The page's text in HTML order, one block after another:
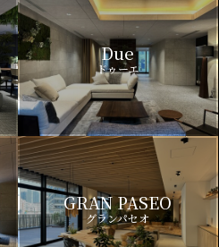
Due
ドゥーエ
GRAN PASEO
グランパセオ